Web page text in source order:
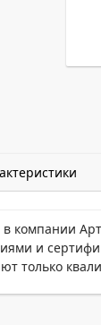
в компании
и
только